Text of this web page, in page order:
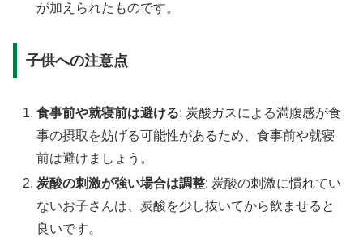
が加えられたものです。
子供への注意点
食事前や就寝前は避ける: 炭酸ガスによる満腹感が食
事の摂取を妨げる可能性があるため、食事前や就寝
前は避けましょう。
炭酸の刺激が強い場合は調整: 炭酸の刺激に慣れてい
ないお子さんは、炭酸を少し抜いてから飲ませると
良いです。